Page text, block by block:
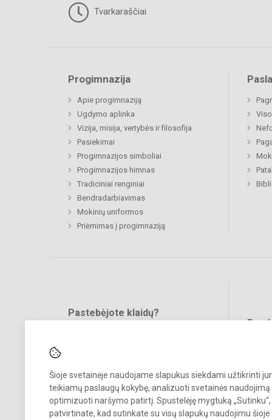
Šioje svetainėje naudojame slapukus siekdami užtikrinti
teikiamų paslaugų kokybę, analizuoti svetainės naudojimą
optimizuoti naršymo patirtį. Spustelėję mygtuką „Sutinku“,
patvirtinate, kad sutinkate su visų slapukų naudojimu šioje
Tvarkaraščiai
Progimnazija
Apie progimnaziją
Ugdymo aplinka
Vizija, misija, vertybės ir filosofija
Pasiekimai
Progimnazijos simboliai
Progimnazijos himnas
Tradiciniai renginiai
Bendradarbiavimas
Mokinių uniformos
Priėmimas į progimnaziją
Pastebėjote klaidų?